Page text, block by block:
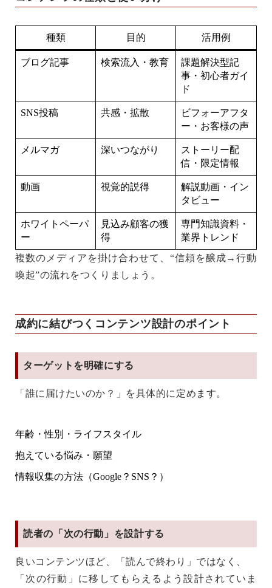
種類 目的 活用例
ブログ記事 検索流入・教育
課題解決型記
事・初心者ガイ
ド
SNS投稿 共感・拡散
ビフォーアフタ
ー・お客様の声
メルマガ 深いつながり
ストーリー配
信・限定情報
動画 視覚的説得
解説動画・イン
タビュー
ホワイトペーパ
ー
見込み顧客の獲
得
専門知識資料・
業界トレンド
複数のメディアを掛け合わせて、“信頼を醸成→行動
喚起”の流れをつくりましょう。
成約に結びつくコンテンツ設計のポイント
ターゲットを明確にする
「誰に届けたいのか？」を具体的に定めます。
年齢・性別・ライフスタイル
抱えている悩み・願望
情報収集の方法（Google？SNS？）
読者の「次の行動」を設計する
良いコンテンツほど、「読んで終わり」ではなく、
「次の行動」に移してもらえるよう設計されていま